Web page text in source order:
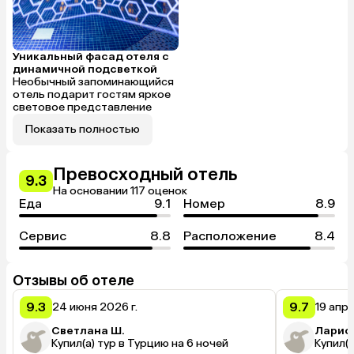
Уникальный фасад отеля с
динамичной подсветкой
Необычный запоминающийся
отель подарит гостям яркое
световое представление
Показать полностью
9.3 Превосходный отель
На основании 117 оценок
Еда 9.1 Номер 8.9
Сервис 8.8 Расположение 8.4
Отзывы об отеле
9.3 24 июня 2026 г.
Светлана Ш.
Купил(а) тур в Турцию на 6 ночей
9.7 19